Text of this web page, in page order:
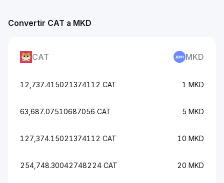
Convertir CAT a MKD
CAT MKD
12,737.415021374112 CAT 1 MKD
63,687.07510687056 CAT 5 MKD
127,374.15021374112 CAT 10 MKD
254,748.30042748224 CAT 20 MKD